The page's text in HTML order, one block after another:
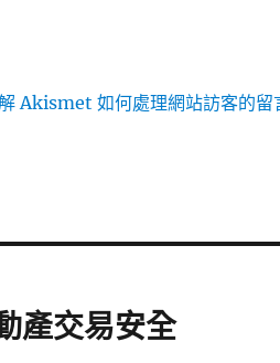
Akismet 如何處理網站訪客的留
產交易安全